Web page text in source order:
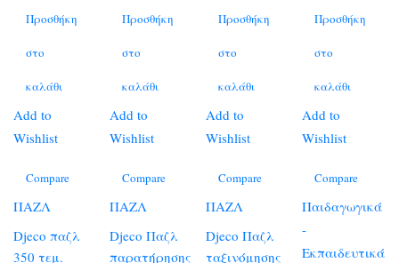
Προσθήκη
στο
καλάθι
Add to
Wishlist
Compare
ΠΑΖΛ
Djeco παζλ
350 τεμ.
Προσθήκη
στο
καλάθι
Add to
Wishlist
Compare
ΠΑΖΛ
Djeco Παζλ
παρατήρησης
Προσθήκη
στο
καλάθι
Add to
Wishlist
Compare
ΠΑΖΛ
Djeco Παζλ
ταξινόμησης
Προσθήκη
στο
καλάθι
Add to
Wishlist
Compare
Παιδαγωγικά
-
Εκπαιδευτικά